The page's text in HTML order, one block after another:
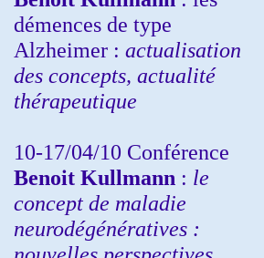
démences de type
Alzheimer : actualisation
des concepts, actualité
thérapeutique
10-17/04/10 Conférence
Benoit Kullmann : le
concept de maladie
neurodégénératives :